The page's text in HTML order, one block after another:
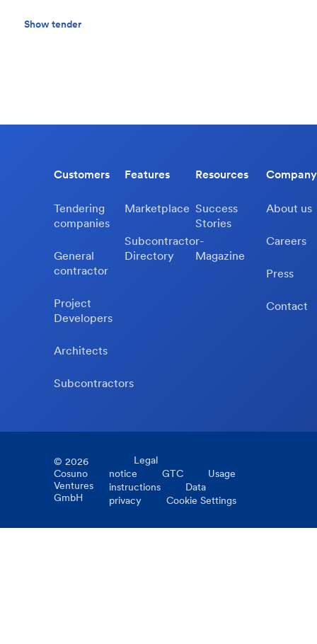
Show tender
Customers
Tendering
companies
General
contractor
Project
Developers
Architects
Subcontractors
Features
Marketplace
Subcontractor-
Directory
Resources
Success
Stories
Magazine
Company
About us
Careers
Press
Contact
© 2026
Cosuno
Ventures
GmbH
Legal
notice
GTC
Usage
instructions
Data
privacy
Cookie Settings